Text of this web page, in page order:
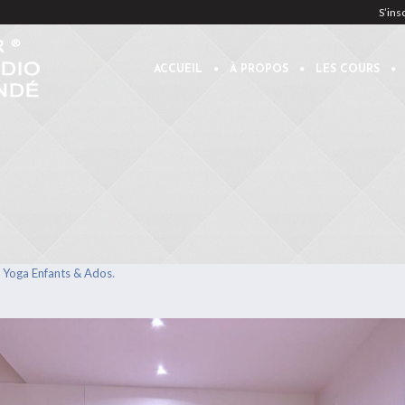
ACCUEIL À PROPOS LES COURS
Yoga Enfants & Ados.